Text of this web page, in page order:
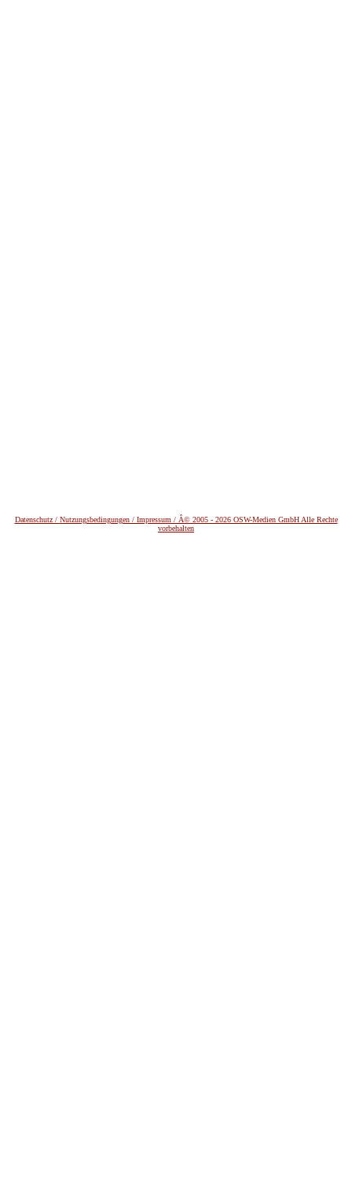
Datenschutz / Nutzungsbedingungen / Impressum / Â© 2005 - 2026 OSW-Medien GmbH Alle Rechte
vorbehalten